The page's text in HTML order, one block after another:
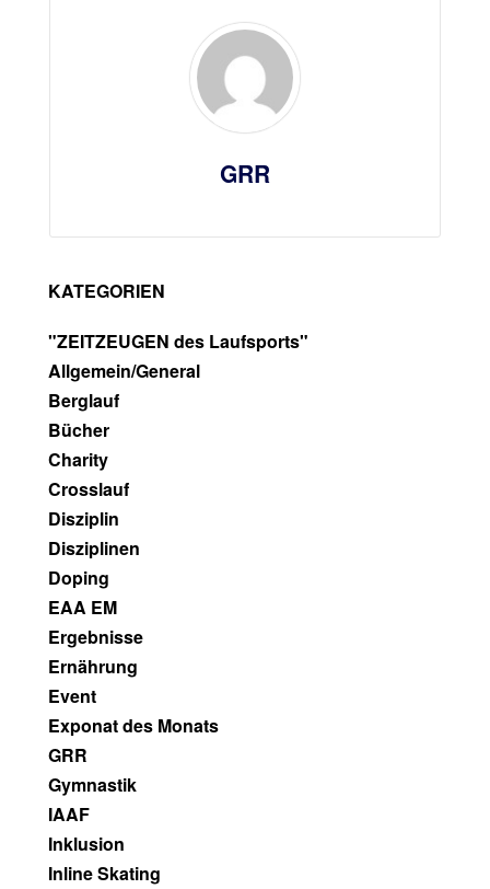
GRR
KATEGORIEN
"ZEITZEUGEN des Laufsports"
Allgemein/General
Berglauf
Bücher
Charity
Crosslauf
Disziplin
Disziplinen
Doping
EAA EM
Ergebnisse
Ernährung
Event
Exponat des Monats
GRR
Gymnastik
IAAF
Inklusion
Inline Skating